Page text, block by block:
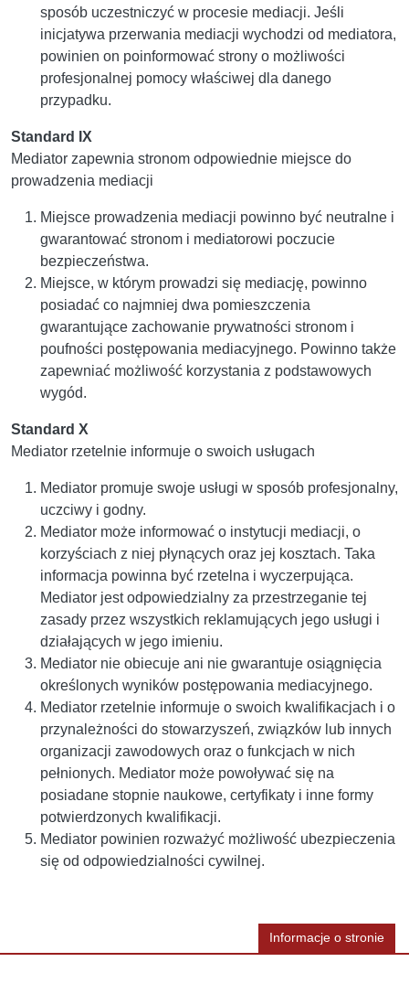
sposób uczestniczyć w procesie mediacji. Jeśli
inicjatywa przerwania mediacji wychodzi od mediatora,
powinien on poinformować strony o możliwości
profesjonalnej pomocy właściwej dla danego
przypadku.
Standard IX
Mediator zapewnia stronom odpowiednie miejsce do
prowadzenia mediacji
Miejsce prowadzenia mediacji powinno być neutralne i
gwarantować stronom i mediatorowi poczucie
bezpieczeństwa.
Miejsce, w którym prowadzi się mediację, powinno
posiadać co najmniej dwa pomieszczenia
gwarantujące zachowanie prywatności stronom i
poufności postępowania mediacyjnego. Powinno także
zapewniać możliwość korzystania z podstawowych
wygód.
Standard X
Mediator rzetelnie informuje o swoich usługach
Mediator promuje swoje usługi w sposób profesjonalny,
uczciwy i godny.
Mediator może informować o instytucji mediacji, o
korzyściach z niej płynących oraz jej kosztach. Taka
informacja powinna być rzetelna i wyczerpująca.
Mediator jest odpowiedzialny za przestrzeganie tej
zasady przez wszystkich reklamujących jego usługi i
działających w jego imieniu.
Mediator nie obiecuje ani nie gwarantuje osiągnięcia
określonych wyników postępowania mediacyjnego.
Mediator rzetelnie informuje o swoich kwalifikacjach i o
przynależności do stowarzyszeń, związków lub innych
organizacji zawodowych oraz o funkcjach w nich
pełnionych. Mediator może powoływać się na
posiadane stopnie naukowe, certyfikaty i inne formy
potwierdzonych kwalifikacji.
Mediator powinien rozważyć możliwość ubezpieczenia
się od odpowiedzialności cywilnej.
Informacje o stronie